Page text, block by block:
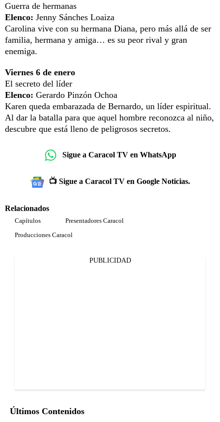
Guerra de hermanas
Elenco: Jenny Sánches Loaiza
Carolina vive con su hermana Diana, pero más allá de ser
familia, hermana y amiga… es su peor rival y gran
enemiga.
Viernes 6 de enero
El secreto del líder
Elenco: Gerardo Pinzón Ochoa
Karen queda embarazada de Bernardo, un líder espiritual.
Al dar la batalla para que aquel hombre reconozca al niño,
descubre que está lleno de peligrosos secretos.
Sigue a Caracol TV en WhatsApp
📺 Sigue a Caracol TV en Google Noticias.
Relacionados
Capítulos
Presentadores Caracol
Producciones Caracol
PUBLICIDAD
Últimos Contenidos